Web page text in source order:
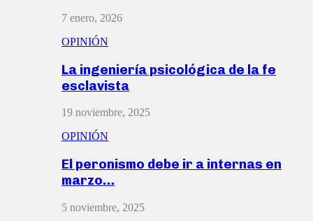
7 enero, 2026
OPINIÓN
La ingeniería psicológica de la fe
esclavista
19 noviembre, 2025
OPINIÓN
El peronismo debe ir a internas en
marzo…
5 noviembre, 2025